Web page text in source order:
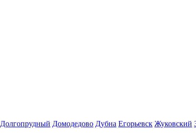
Долгопрудный Домодедово Дубна Егорьевск Жуковский